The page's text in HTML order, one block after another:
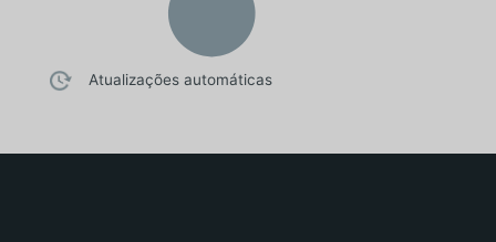
Atualizações automáticas